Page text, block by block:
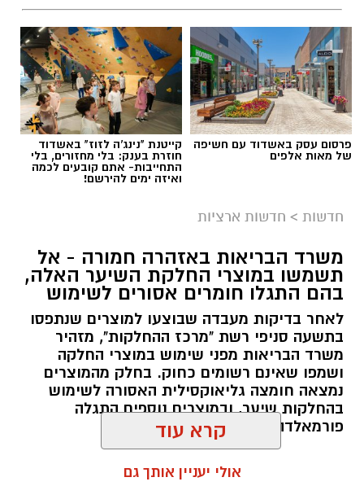
צילום: דוברות איחוד הצלה
תאונת דרכים עם מעורבות חמישה כלי רכב אירעה
היום בכביש 4 לכיוון דרום, סמוך לצומת עד הלום.
לזירה הוזעקו צוותי הרפואה של מד”א ואיחוד
הצלה, שהעניקו טיפול רפואי לשבעה נפגעים במצב
קל. שניים מהפצועים פונו באמבולנס של איחוד
הצלה להמשך טיפול בבית החולים אסותא
פרסום עסק באשדוד עם חשיפה
של מאות אלפים
קייטנת "נינג'ה לזוז" באשדוד
חוזרת בענק: בלי מחזורים, בלי
התחייבות- אתם קובעים לכמה
ואיזה ימים להירשם!
חדשות > חדשות ארציות
משרד הבריאות באזהרה חמורה - אל
תשמשו במוצרי החלקת השיער האלה,
בהם התגלו חומרים אסורים לשימוש
לאחר בדיקות מעבדה שבוצעו למוצרים שנתפסו
בתשעה סניפי רשת "מרכז ההחלקות", מזהיר
משרד הבריאות מפני שימוש במוצרי החלקה
ושמפו שאינם רשומים כחוק. בחלק מהמוצרים
נמצאה חומצה גליאוקסילית האסורה לשימוש
בהחלקות שיער, ובמוצרים נוספים התגלה
פורמאלדהיד - חומר המוגדר כמסרטן
קרא עוד
אולי יעניין אותך גם